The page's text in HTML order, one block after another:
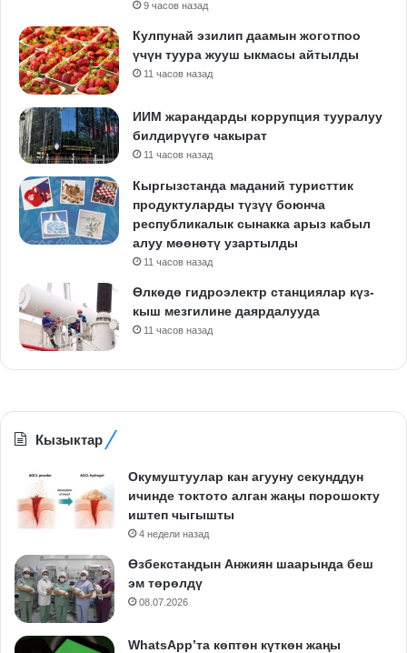
9 часов назад
Кулпунай эзилип даамын жоготпоо
үчүн туура жууш ыкмасы айтылды
11 часов назад
ИИМ жарандарды коррупция тууралуу
билдирүүгө чакырат
11 часов назад
Кыргызстанда маданий туристтик
продуктуларды түзүү боюнча
республикалык сынакка арыз кабыл
алуу мөөнөтү узартылды
11 часов назад
Өлкөдө гидроэлектр станциялар күз-
кыш мезгилине даярдалууда
11 часов назад
Кызыктар
Окумуштуулар кан агууну секунддун
ичинде токтото алган жаңы порошокту
иштеп чыгышты
4 недели назад
Өзбекстандын Анжиян шаарында беш
эм төрөлдү
08.07.2026
WhatsApp’та көптөн күткөн жаңы